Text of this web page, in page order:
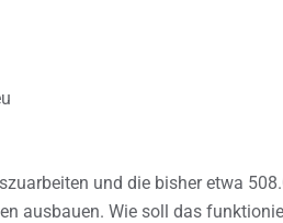
und die bisher etwa
ausbauen. Wie soll das